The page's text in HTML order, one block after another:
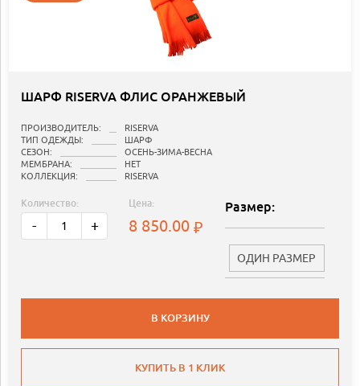
ШАРФ RISERVA ФЛИС ОРАНЖЕВЫЙ
ПРОИЗВОДИТЕЛЬ:
RISERVA
ТИП ОДЕЖДЫ:
ШАРФ
СЕЗОН:
ОСЕНЬ-ЗИМА-ВЕСНА
МЕМБРАНА:
НЕТ
КОЛЛЕКЦИЯ:
RISERVA
Количество:
- +
Цена:
8 850.00
Размер:
ОДИН РАЗМЕР
В КОРЗИНУ
КУПИТЬ В 1 КЛИК